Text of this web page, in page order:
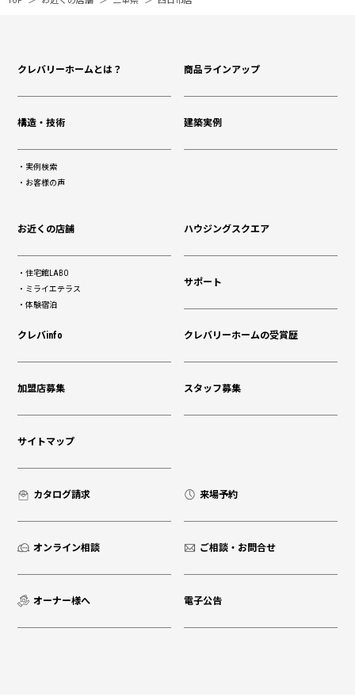
クレバリーホームとは？ 商品ラインアップ
構造・技術 建築実例
実例検索
お客様の声
お近くの店舗 ハウジングスクエア
住宅館LABO
ミライエテラス
体験宿泊
サポート
クレバinfo クレバリーホームの受賞歴
加盟店募集 スタッフ募集
サイトマップ
カタログ請求 来場予約
オンライン相談 ご相談・お問合せ
オーナー様へ 電子公告